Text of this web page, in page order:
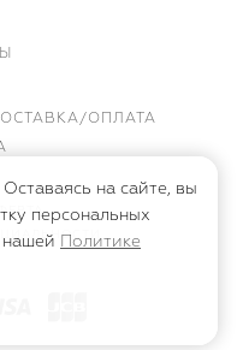
ОПЛАТА
на сайте, вы
персональных
нашей Политике